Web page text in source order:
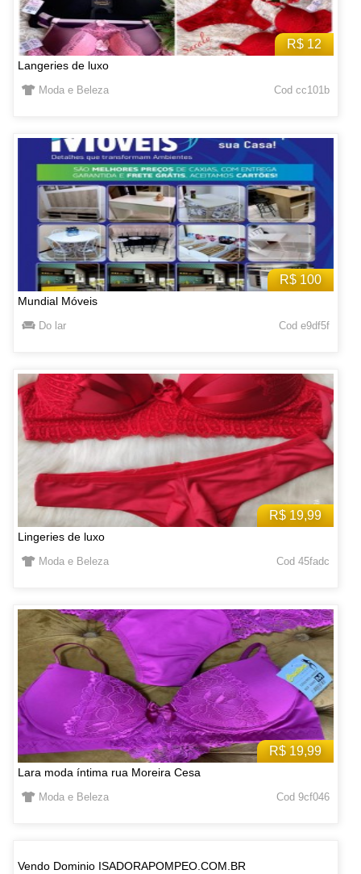
R$ 12
Langeries de luxo
Moda e Beleza Cod cc101b
R$ 100
Mundial Móveis
Do lar Cod e9df5f
R$ 19,99
Lingeries de luxo
Moda e Beleza Cod 45fadc
R$ 19,99
Lara moda íntima rua Moreira Cesa
Moda e Beleza Cod 9cf046
Vendo Dominio ISADORAPOMPEO.COM.BR